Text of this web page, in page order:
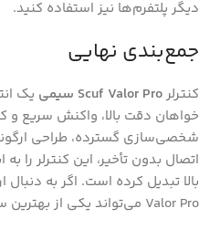
دیگر پلتفرم‌ها نیز استفاده کنید.
جمع‌بندی نهایی
کنترلرScuf Valor Pro سیمی
یک
خواهان دقت بالا، واکنش سریع و
شخصی‌سازی گسترده، طراحی
اتصال بدون تأخیر، این کنترلر را
Valor Pro می‌تواند یکی از بهترین سرمایه‌گذاری‌های گیمینگ شما باشد.